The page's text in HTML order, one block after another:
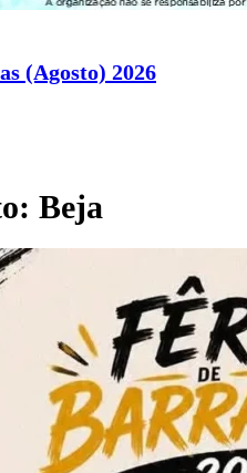
(Agosto) 2026
Beja